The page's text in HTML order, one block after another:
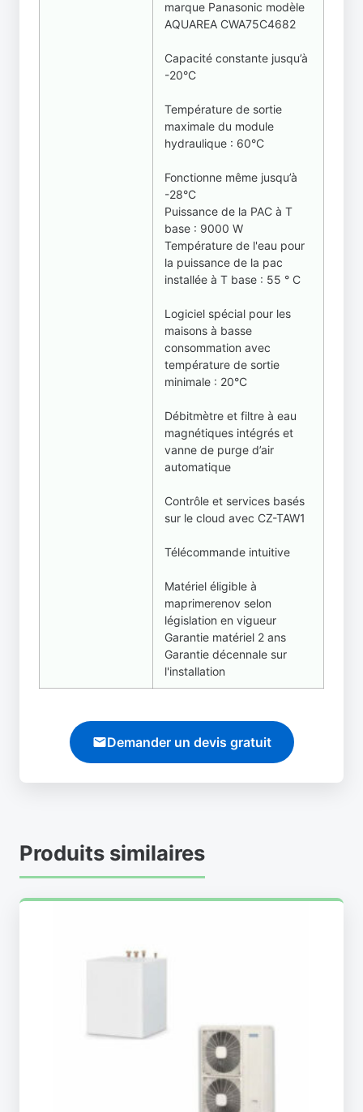
marque Panasonic modèle
AQUAREA CWA75C4682
Capacité constante jusqu’à
-20°C
Température de sortie
maximale du module
hydraulique : 60°C
Fonctionne même jusqu’à
-28°C
Puissance de la PAC à T
base : 9000 W
Température de l'eau pour
la puissance de la pac
installée à T base : 55 ° C
Logiciel spécial pour les
maisons à basse
consommation avec
température de sortie
minimale : 20°C
Débitmètre et filtre à eau
magnétiques intégrés et
vanne de purge d’air
automatique
Contrôle et services basés
sur le cloud avec CZ-TAW1
Télécommande intuitive
Matériel éligible à
maprimerenov selon
législation en vigueur
Garantie matériel 2 ans
Garantie décennale sur
l'installation
Demander un devis gratuit
Produits similaires